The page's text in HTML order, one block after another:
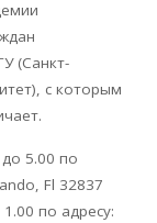
(Санкт-
с которым
5.00 по
Fl 32837
по адресу: